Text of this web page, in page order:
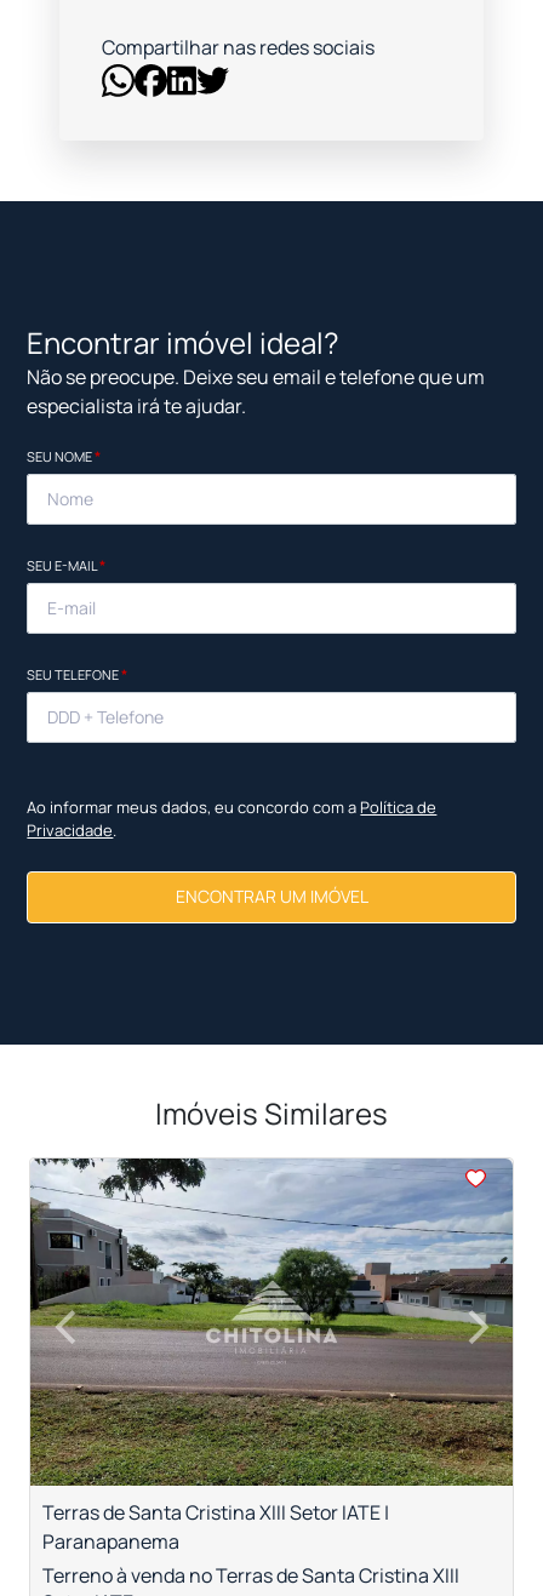
Compartilhar nas redes sociais
Encontrar imóvel ideal?
Não se preocupe. Deixe seu email e telefone que um
especialista irá te ajudar.
SEU NOME*
SEU E-MAIL*
SEU TELEFONE*
Ao informar meus dados, eu concordo com a Política de
Privacidade.
ENCONTRAR UM IMÓVEL
Imóveis Similares
<<<<
‹Previous ›
Next
Terras de Santa Cristina XIII Setor IATE |
Paranapanema
Terreno à venda no Terras de Santa Cristina XIII